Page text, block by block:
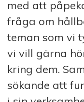
med att
fråga om
teman som vi
vi vill gärna
kring dem.
sökande att